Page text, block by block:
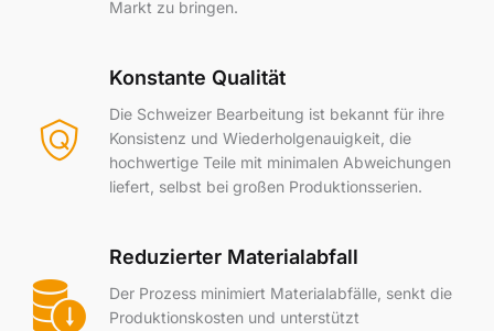
Markt zu bringen.
Konstante Qualität
Die Schweizer Bearbeitung ist bekannt für ihre
Konsistenz und Wiederholgenauigkeit, die
hochwertige Teile mit minimalen Abweichungen
liefert, selbst bei großen Produktionsserien.
Reduzierter Materialabfall
Der Prozess minimiert Materialabfälle, senkt die
Produktionskosten und unterstützt